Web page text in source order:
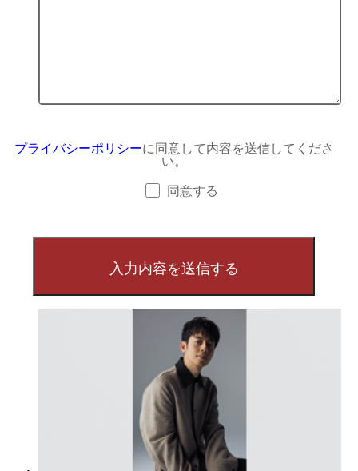
プライバシーポリシーに同意して内容を送信してくださ
い。
同意する